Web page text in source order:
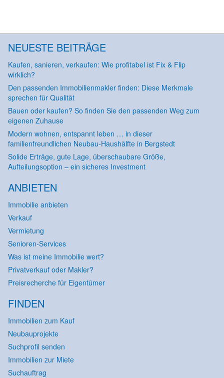
NEUESTE BEITRÄGE
Kaufen, sanieren, verkaufen: Wie profitabel ist Fix & Flip
wirklich?
Den passenden Immobilienmakler finden: Diese Merkmale
sprechen für Qualität
Bauen oder kaufen? So finden Sie den passenden Weg zum
eigenen Zuhause
Modern wohnen, entspannt leben … in dieser
familienfreundlichen Neubau-Haushälfte in Bergstedt
Solide Erträge, gute Lage, überschaubare Größe,
Aufteilungsoption – ein sicheres Investment
ANBIETEN
Immobilie anbieten
Verkauf
Vermietung
Senioren-Services
Was ist meine Immobilie wert?
Privatverkauf oder Makler?
Preisrecherche für Eigentümer
FINDEN
Immobilien zum Kauf
Neubauprojekte
Suchprofil senden
Immobilien zur Miete
Suchauftrag